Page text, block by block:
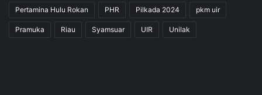
Pertamina Hulu Rokan PHR Pilkada 2024 pkm uir
Pramuka Riau Syamsuar UIR Unilak